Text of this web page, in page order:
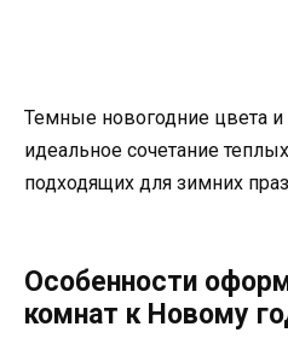
Темные новогодние цвета
идеальное сочетание
подходящих для зимних
Особенности
комнат к Новому